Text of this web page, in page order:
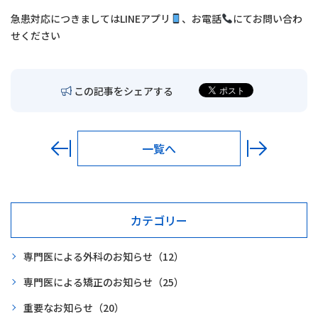
急患対応につきましてはLINEアプリ 、お電話
にてお問い合わ
せください
この記事をシェアする
一覧へ
カテゴリー
専門医による外科のお知らせ （12）
専門医による矯正のお知らせ （25）
重要なお知らせ （20）